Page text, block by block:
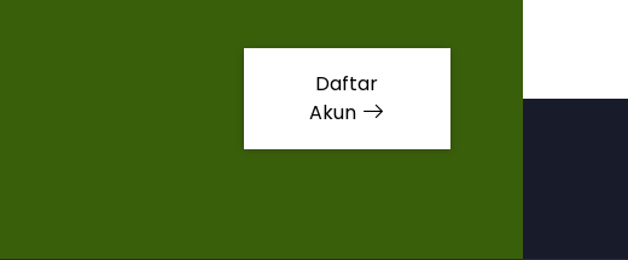
Daftar
Akun